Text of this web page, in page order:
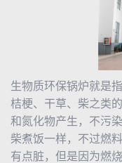
生物质环保锅炉就是
桔梗、干草、柴之类
和氮化物产生，不污
柴煮饭一样，不过燃
有点脏，但是因为燃